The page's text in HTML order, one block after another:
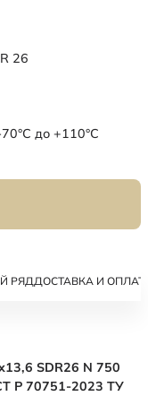
26
до +110°C
РЯДДОСТАВКА И
SDR26 N 750
Р 70751-2023 ТУ